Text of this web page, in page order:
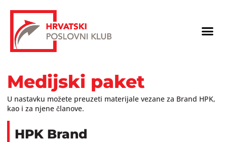
content
Medijski paket
U nastavku možete preuzeti materijale vezane za Brand HPK,
kao i za njene članove.
HPK Brand